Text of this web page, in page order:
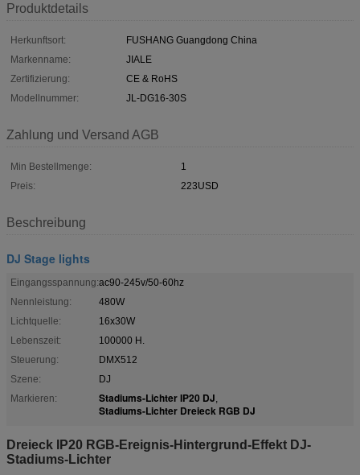
Produktdetails
Herkunftsort:
FUSHANG Guangdong China
Markenname:
JIALE
Zertifizierung:
CE & RoHS
Modellnummer:
JL-DG16-30S
Zahlung und Versand AGB
Min Bestellmenge:
1
Preis:
223USD
Beschreibung
DJ Stage lights
Eingangsspannung:ac90-245v/50-60hz
Nennleistung:
480W
Lichtquelle:
16x30W
Lebenszeit:
100000 H.
Steuerung:
DMX512
Szene:
DJ
Markieren:
Stadiums-Lichter IP20 DJ,
Stadiums-Lichter Dreieck RGB DJ
Dreieck IP20 RGB-Ereignis-Hintergrund-Effekt DJ-
Stadiums-Lichter